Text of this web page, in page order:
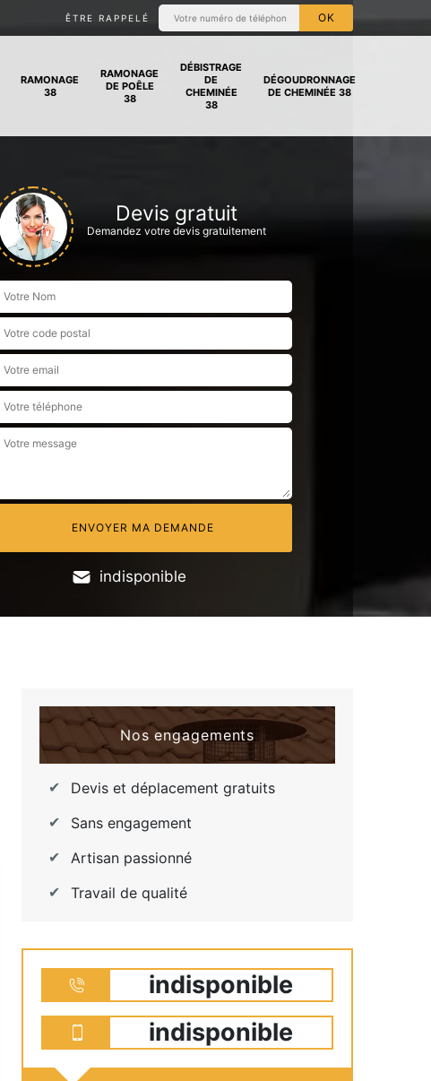
ÊTRE RAPPELÉ
RAMONAGE
38
RAMONAGE
DE POÊLE
38
DÉBISTRAGE
DE
CHEMINÉE
38
DÉGOUDRONNAGE
DE CHEMINÉE 38
Devis gratuit
Demandez votre devis gratuitement
indisponible
Nos engagements
Devis et déplacement gratuits
Sans engagement
Artisan passionné
Travail de qualité
indisponible
indisponible